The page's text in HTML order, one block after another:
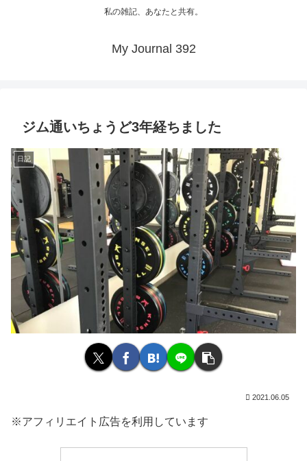
私の雑記、あなたと共有。
My Journal 392
ジム通いちょうど3年経ちました
日記
2021.06.05
※アフィリエイト広告を利用しています